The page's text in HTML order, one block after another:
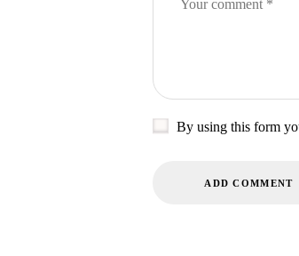
By using this form